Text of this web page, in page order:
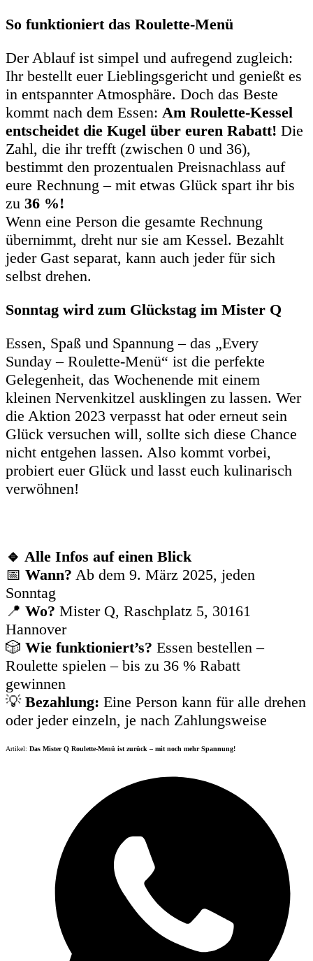
So funktioniert das Roulette-Menü
Der Ablauf ist simpel und aufregend zugleich:
Ihr bestellt euer Lieblingsgericht und genießt es
in entspannter Atmosphäre. Doch das Beste
kommt nach dem Essen: Am Roulette-Kessel
entscheidet die Kugel über euren Rabatt! Die
Zahl, die ihr trefft (zwischen 0 und 36),
bestimmt den prozentualen Preisnachlass auf
eure Rechnung – mit etwas Glück spart ihr bis
zu 36 %!
Wenn eine Person die gesamte Rechnung
übernimmt, dreht nur sie am Kessel. Bezahlt
jeder Gast separat, kann auch jeder für sich
selbst drehen.
Sonntag wird zum Glückstag im Mister Q
Essen, Spaß und Spannung – das „Every
Sunday – Roulette-Menü“ ist die perfekte
Gelegenheit, das Wochenende mit einem
kleinen Nervenkitzel ausklingen zu lassen. Wer
die Aktion 2023 verpasst hat oder erneut sein
Glück versuchen will, sollte sich diese Chance
nicht entgehen lassen. Also kommt vorbei,
probiert euer Glück und lasst euch kulinarisch
verwöhnen!
🔹 Alle Infos auf einen Blick
📅 Wann? Ab dem 9. März 2025, jeden
Sonntag
📍 Wo? Mister Q, Raschplatz 5, 30161
Hannover
🎲 Wie funktioniert’s? Essen bestellen –
Roulette spielen – bis zu 36 % Rabatt
gewinnen
💡 Bezahlung: Eine Person kann für alle drehen
oder jeder einzeln, je nach Zahlungsweise
Artikel: Das Mister Q Roulette-Menü ist zurück – mit noch mehr Spannung!